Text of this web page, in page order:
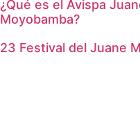
¿Qué es el Avispa
Moyobamba?
23 Festival del Juane